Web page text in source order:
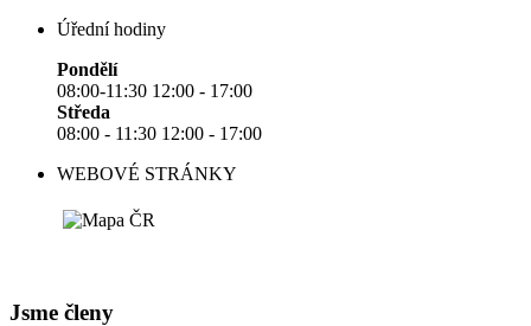
Úřední hodiny
Pondělí
08:00-11:30 12:00 - 17:00
Středa
08:00 - 11:30 12:00 - 17:00
WEBOVÉ STRÁNKY
Jsme členy